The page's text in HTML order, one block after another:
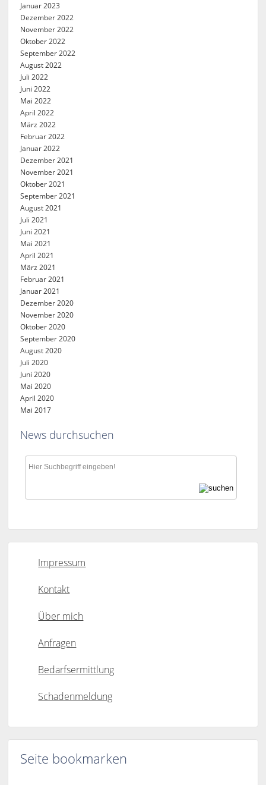
Januar 2023
Dezember 2022
November 2022
Oktober 2022
September 2022
August 2022
Juli 2022
Juni 2022
Mai 2022
April 2022
März 2022
Februar 2022
Januar 2022
Dezember 2021
November 2021
Oktober 2021
September 2021
August 2021
Juli 2021
Juni 2021
Mai 2021
April 2021
März 2021
Februar 2021
Januar 2021
Dezember 2020
November 2020
Oktober 2020
September 2020
August 2020
Juli 2020
Juni 2020
Mai 2020
April 2020
Mai 2017
News durchsuchen
Impressum
Kontakt
Über mich
Anfragen
Bedarfsermittlung
Schadenmeldung
Seite bookmarken